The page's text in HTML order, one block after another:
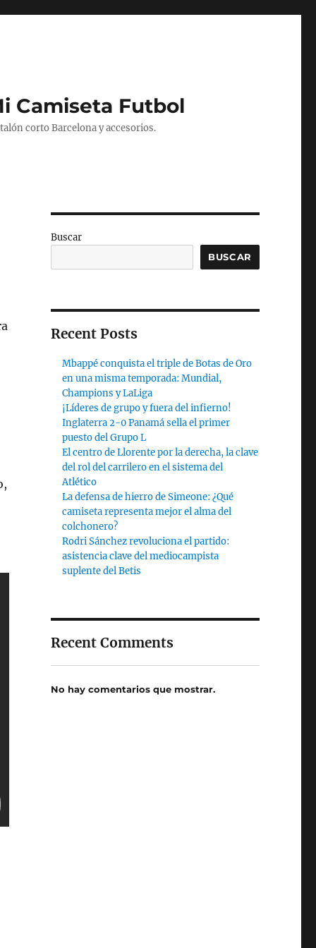
Camiseta Futbol
corto Barcelona y accesorios.
Buscar
BUSCAR
Recent Posts
Mbappé conquista el triple de Botas de Oro
en una misma temporada: Mundial,
Champions y LaLiga
¡Líderes de grupo y fuera del infierno!
Inglaterra 2-0 Panamá sella el primer
puesto del Grupo L
El centro de Llorente por la derecha, la clave
del rol del carrilero en el sistema del
Atlético
La defensa de hierro de Simeone: ¿Qué
camiseta representa mejor el alma del
colchonero?
Rodri Sánchez revoluciona el partido:
asistencia clave del mediocampista
suplente del Betis
Recent Comments
No hay comentarios que mostrar.